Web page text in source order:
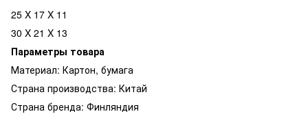
25 X 17 X 11
30 X 21 X 13
Параметры товара
Материал: Картон, бумага
Страна производства: Китай
Страна бренда: Финляндия